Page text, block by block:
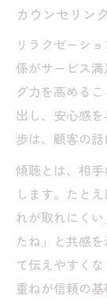
践例
リラクゼ
リラ
の基
カウ
美
術の
セ
エス
カウンセリン
リラクゼーシ
係がサービス
グ力を高める
出し、安心感
歩は、顧客の
傾聴とは、相
します。たと
れが取れにく
たね」と共感
て伝えやすく
重ねが信頼の基